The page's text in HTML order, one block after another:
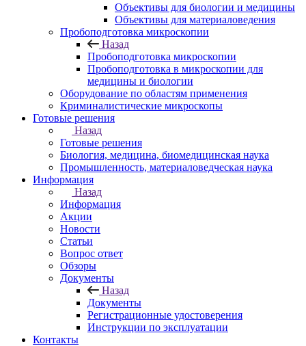
Объективы для биологии и медицины
Объективы для материаловедения
Пробоподготовка микроскопии
Назад
Пробоподготовка микроскопии
Пробоподготовка в микроскопии для
медицины и биологии
Оборудование по областям применения
Криминалистические микроскопы
Готовые решения
Назад
Готовые решения
Биология, медицина, биомедицинская наука
Промышленность, материаловедческая наука
Информация
Назад
Информация
Акции
Новости
Статьи
Вопрос ответ
Обзоры
Документы
Назад
Документы
Регистрационные удостоверения
Инструкции по эксплуатации
Контакты